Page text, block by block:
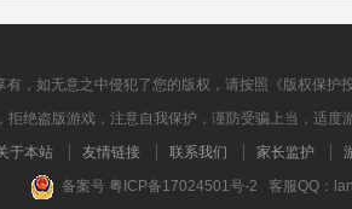
有，如无意之中侵犯了您的版权，请按照《版权保护
拒绝盗版游戏，注意自我保护，谨防受骗上当，适
于本站
友情链接 联系我们 家长监护
备案号 粤ICP备17024501号-2 客服QQ：